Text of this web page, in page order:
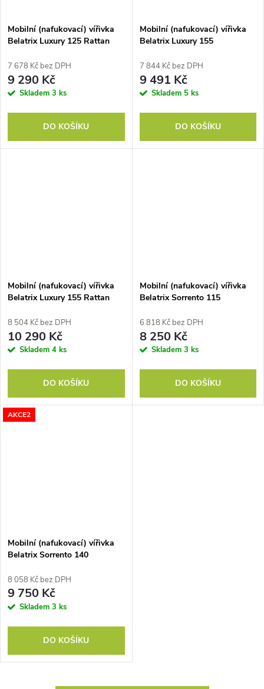
Mobilní (nafukovací) vířivka
Belatrix Luxury 125 Rattan
7 678 Kč bez DPH
9 290 Kč
Skladem 3 ks
DO KOŠÍKU
Mobilní (nafukovací) vířivka
Belatrix Luxury 155
7 844 Kč bez DPH
9 491 Kč
Skladem 5 ks
DO KOŠÍKU
Mobilní (nafukovací) vířivka
Belatrix Luxury 155 Rattan
8 504 Kč bez DPH
10 290 Kč
Skladem 4 ks
DO KOŠÍKU
Mobilní (nafukovací) vířivka
Belatrix Sorrento 115
6 818 Kč bez DPH
8 250 Kč
Skladem 3 ks
DO KOŠÍKU
AKCE2
Mobilní (nafukovací) vířivka
Belatrix Sorrento 140
8 058 Kč bez DPH
9 750 Kč
Skladem 3 ks
DO KOŠÍKU